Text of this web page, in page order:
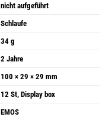
nicht aufgeführt
Schlaufe
34 g
2 Jahre
100 × 29 × 29 mm
12 St, Display box
EMOS